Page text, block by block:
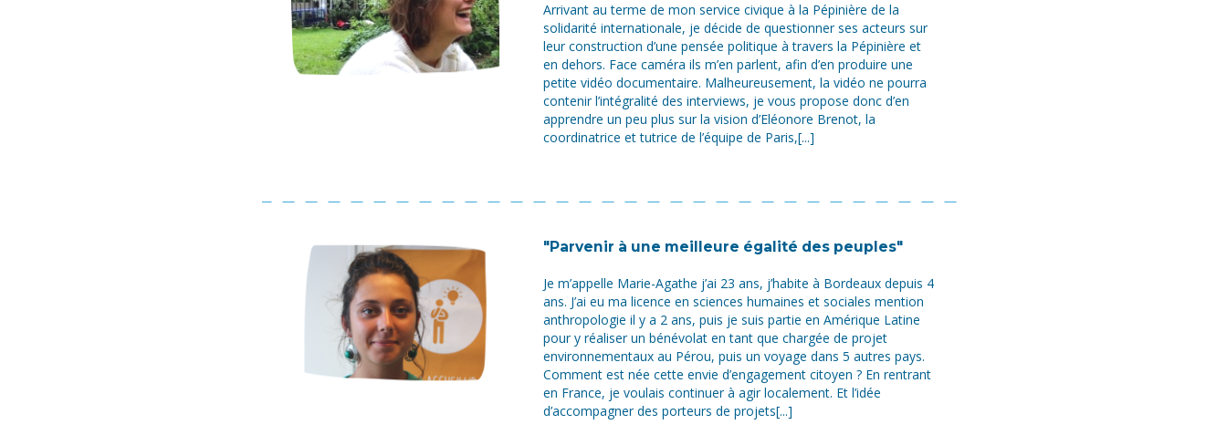
Arrivant au terme de mon service civique à la Pépinière de la
solidarité internationale, je décide de questionner ses acteurs sur
leur construction d’une pensée politique à travers la Pépinière et
en dehors. Face caméra ils m’en parlent, afin d’en produire une
petite vidéo documentaire. Malheureusement, la vidéo ne pourra
contenir l’intégralité des interviews, je vous propose donc d’en
apprendre un peu plus sur la vision d’Eléonore Brenot, la
coordinatrice et tutrice de l’équipe de Paris,[...]
"Parvenir à une meilleure égalité des peuples"
Je m’appelle Marie-Agathe j’ai 23 ans, j’habite à Bordeaux depuis 4
ans. J’ai eu ma licence en sciences humaines et sociales mention
anthropologie il y a 2 ans, puis je suis partie en Amérique Latine
pour y réaliser un bénévolat en tant que chargée de projet
environnementaux au Pérou, puis un voyage dans 5 autres pays.
Comment est née cette envie d’engagement citoyen ? En rentrant
en France, je voulais continuer à agir localement. Et l’idée
d’accompagner des porteurs de projets[...]